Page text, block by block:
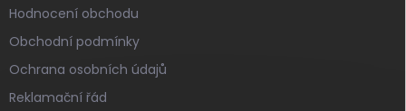
Hodnocení obchodu
Obchodní podmínky
Ochrana osobních údajů
Reklamační řád